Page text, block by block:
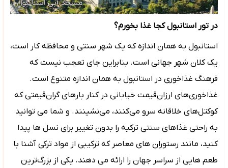
در تور استانبول کجا غذا بخورم؟
استانبول به همان اندازه که یک شهر سنتی و محافظه کار است،
یک کلان شهر جهانی است. بنابراین جای تعجب نیست که
فرهنگ غذاخوری در استانبول به همان اندازه متنوع است.
غذاخوری‌های ارزان‌قیمت خیابانی در کنار بارهای گران‌قیمتی که
کوکتل‌های خلاقانه سرو می‌کنند، می‌نشینند. و شما می توانید
به راحتی غذاهای سنتی ترکیه را بدون تغییر برای نسل ها پیدا
کنید، مانند رستوران های معاصر که ترکیبی از مواد ترکی آشنا با
طعم هایی از سراسر جهان را ارائه می دهند. یکی از بزرگ‌ترین